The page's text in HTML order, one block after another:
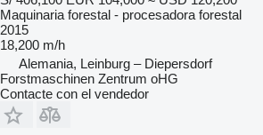
Maquinaria forestal - procesadora forestal
2015
18,200 m/h
Alemania, Leinburg – Diepersdorf
Forstmaschinen Zentrum oHG
Contacte con el vendedor